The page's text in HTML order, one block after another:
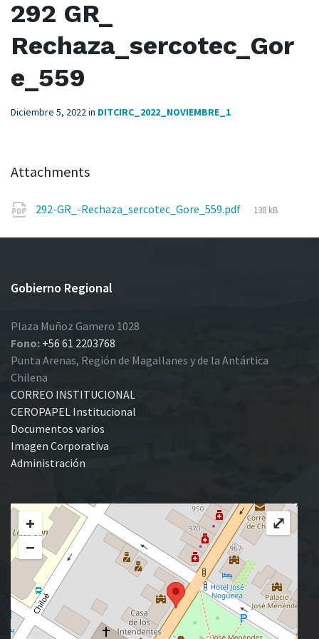
292 GR_
Rechaza_sercotec_Gor
e_559
Diciembre 5, 2022in DITCIRC_2022_NOVIEMBRE_1
Attachments
292-GR_-Rechaza_sercotec_Gore_559.pdf
File
138 kB
Gobierno Regional
Plaza Muñoz Gamero 1028
Fono: +56 61 2203768
Punta Arenas, Región de Magallanes y de la Antártica
Chilena
CORREO INSTITUCIONAL
CEROPAPEL Institucional
Documentos varios
Imagen Corporativa
Administración
+
−
⤢